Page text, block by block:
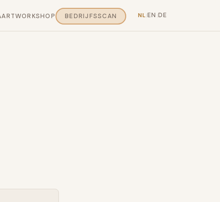
WORKSHOP BEDRIJFSSCAN NL|EN |DE